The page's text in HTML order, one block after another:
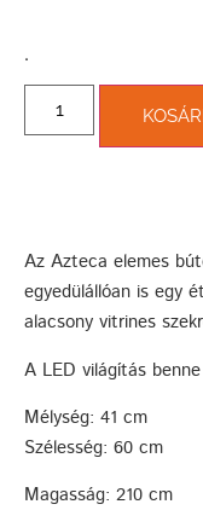
­.
Az Azteca elemes
egyedülállóan is egy
alacsony vitrines
A LED világítás
Mélység: 41 cm
Szélesség: 60 cm
Magasság: 210 cm